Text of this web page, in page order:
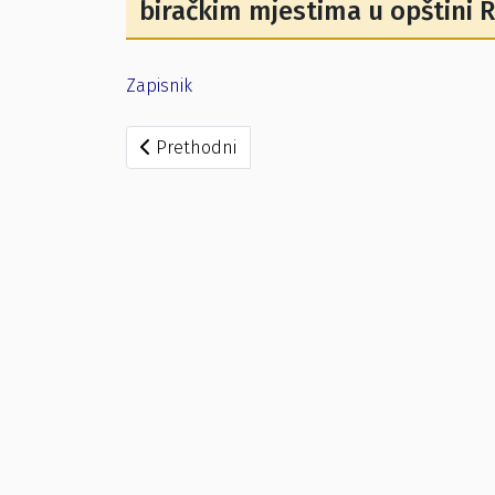
biračkim mjestima u opštini
Zapisnik
Prethodni članak: Izvještaj o rezultatima
Prethodni